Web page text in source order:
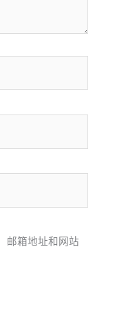
邮箱地址和网站